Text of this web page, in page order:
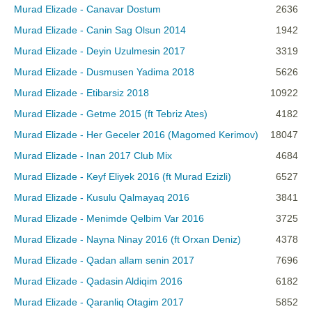
Murad Elizade - Canavar Dostum
2636
Murad Elizade - Canin Sag Olsun 2014
1942
Murad Elizade - Deyin Uzulmesin 2017
3319
Murad Elizade - Dusmusen Yadima 2018
5626
Murad Elizade - Etibarsiz 2018
10922
Murad Elizade - Getme 2015 (ft Tebriz Ates)
4182
Murad Elizade - Her Geceler 2016 (Magomed Kerimov)
18047
Murad Elizade - Inan 2017 Club Mix
4684
Murad Elizade - Keyf Eliyek 2016 (ft Murad Ezizli)
6527
Murad Elizade - Kusulu Qalmayaq 2016
3841
Murad Elizade - Menimde Qelbim Var 2016
3725
Murad Elizade - Nayna Ninay 2016 (ft Orxan Deniz)
4378
Murad Elizade - Qadan allam senin 2017
7696
Murad Elizade - Qadasin Aldiqim 2016
6182
Murad Elizade - Qaranliq Otagim 2017
5852